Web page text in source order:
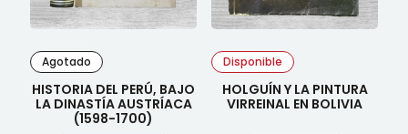
Agotado
HISTORIA DEL PERÚ, BAJO
LA DINASTÍA AUSTRÍACA
(1598-1700)
Disponible
HOLGUÍN Y LA PINTURA
VIRREINAL EN BOLIVIA